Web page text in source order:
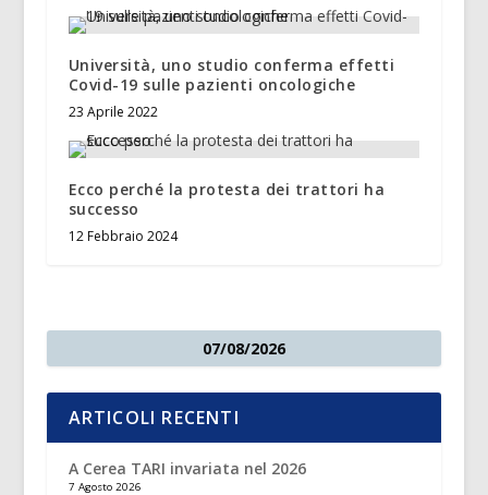
Università, uno studio conferma effetti
Covid-19 sulle pazienti oncologiche
23 Aprile 2022
Ecco perché la protesta dei trattori ha
successo
12 Febbraio 2024
07/08/2026
ARTICOLI RECENTI
A Cerea TARI invariata nel 2026
7 Agosto 2026